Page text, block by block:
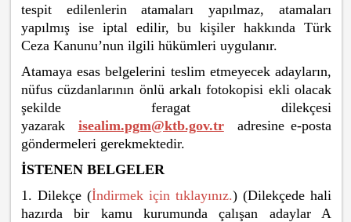
tespit edilenlerin atamaları yapılmaz, atamaları
yapılmış ise iptal edilir, bu kişiler hakkında Türk
Ceza Kanunu’nun ilgili hükümleri uygulanır.
Atamaya esas belgelerini teslim etmeyecek adayların,
nüfus cüzdanlarının önlü arkalı fotokopisi ekli olacak
şekilde feragat dilekçesi
yazarak
isealim.pgm@ktb.gov.tr
adresine e-posta
göndermeleri gerekmektedir.
İSTENEN BELGELER
1. Dilekçe (İndirmek için tıklayınız.) (Dilekçede hali
hazırda bir kamu kurumunda çalışan adaylar A